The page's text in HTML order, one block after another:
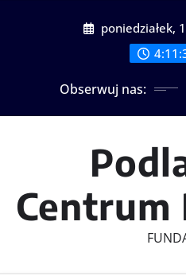
poniedziałek,
Obserwuj nas:
Centrum